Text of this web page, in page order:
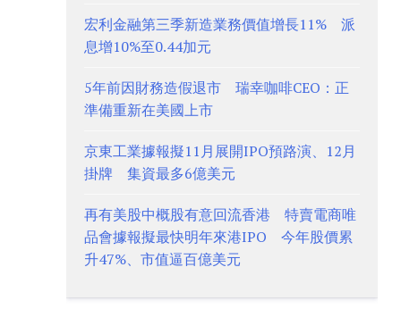
宏利金融第三季新造業務價值增長11% 派
息增10%至0.44加元
5年前因財務造假退市 瑞幸咖啡CEO：正
準備重新在美國上市
京東工業據報擬11月展開IPO預路演、12月
掛牌 集資最多6億美元
再有美股中概股有意回流香港 特賣電商唯
品會據報擬最快明年來港IPO 今年股價累
升47%、市值逼百億美元